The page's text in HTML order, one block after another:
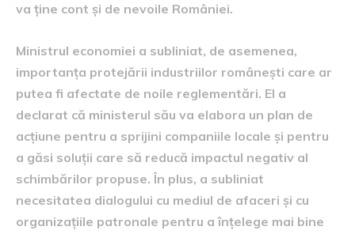
va ține cont și de nevoile României.
Ministrul economiei a subliniat, de asemenea,
importanța protejării industriilor românești care ar
putea fi afectate de noile reglementări. El a
declarat că ministerul său va elabora un plan de
acțiune pentru a sprijini companiile locale și pentru
a găsi soluții care să reducă impactul negativ al
schimbărilor propuse. În plus, a subliniat
necesitatea dialogului cu mediul de afaceri și cu
organizațiile patronale pentru a înțelege mai bine